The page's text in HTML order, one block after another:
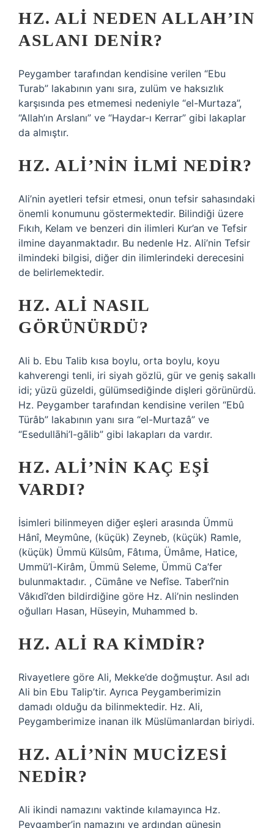
HZ. ALI NEDEN ALLAH’IN
ASLANI DENIR?
Peygamber tarafından kendisine verilen “Ebu
Turab” lakabının yanı sıra, zulüm ve haksızlık
karşısında pes etmemesi nedeniyle “el-Murtaza”,
“Allah’ın Arslanı” ve “Haydar-ı Kerrar” gibi lakaplar
da almıştır.
HZ. ALI’NIN ILMI NEDIR?
Ali’nin ayetleri tefsir etmesi, onun tefsir sahasındaki
önemli konumunu göstermektedir. Bilindiği üzere
Fıkıh, Kelam ve benzeri din ilimleri Kur’an ve Tefsir
ilmine dayanmaktadır. Bu nedenle Hz. Ali’nin Tefsir
ilmindeki bilgisi, diğer din ilimlerindeki derecesini
de belirlemektedir.
HZ. ALI NASIL
GÖRÜNÜRDÜ?
Ali b. Ebu Talib kısa boylu, orta boylu, koyu
kahverengi tenli, iri siyah gözlü, gür ve geniş sakallı
idi; yüzü güzeldi, gülümsediğinde dişleri görünürdü.
Hz. Peygamber tarafından kendisine verilen “Ebû
Türâb” lakabının yanı sıra “el-Murtazâ” ve
“Esedullāhi’l-gālib” gibi lakapları da vardır.
HZ. ALI’NIN KAÇ EŞI
VARDI?
İsimleri bilinmeyen diğer eşleri arasında Ümmü
Hânî, Meymûne, (küçük) Zeyneb, (küçük) Ramle,
(küçük) Ümmü Külsûm, Fâtıma, Ümâme, Hatice,
Ummü’l-Kirâm, Ümmü Seleme, Ümmü Ca’fer
bulunmaktadır. , Cümâne ve Nefîse. Taberî’nin
Vâkıdî’den bildirdiğine göre Hz. Ali’nin neslinden
oğulları Hasan, Hüseyin, Muhammed b.
HZ. ALI RA KIMDIR?
Rivayetlere göre Ali, Mekke’de doğmuştur. Asıl adı
Ali bin Ebu Talip’tir. Ayrıca Peygamberimizin
damadı olduğu da bilinmektedir. Hz. Ali,
Peygamberimize inanan ilk Müslümanlardan biriydi.
HZ. ALI’NIN MUCIZESI
NEDIR?
Ali ikindi namazını vaktinde kılamayınca Hz.
Peygamber’in namazını ve ardından güneşin